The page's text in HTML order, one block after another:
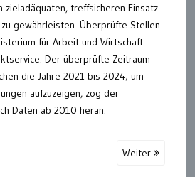
zieladäquaten, treffsicheren Einsatz
gewährleisten. Überprüfte Stellen
für Arbeit und Wirtschaft
Der überprüfte Zeitraum
die Jahre 2021 bis 2024; um
aufzuzeigen, zog der
Daten ab 2010 heran.
Weiter